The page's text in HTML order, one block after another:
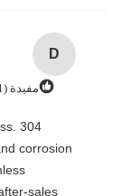
D
مفيدة (1)
304
corrosion
sales